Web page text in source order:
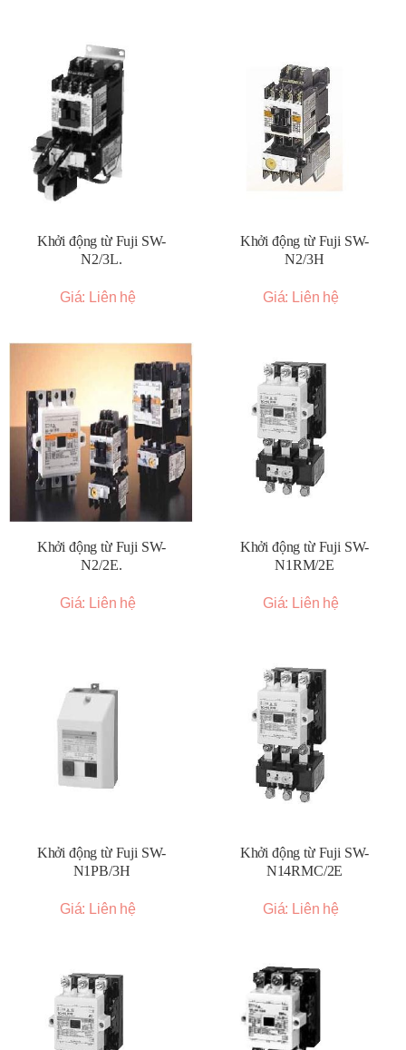
Khởi động từ Fuji SW-
N2/3L.
Giá: Liên hệ
Khởi động từ Fuji SW-
N2/3H
Giá: Liên hệ
Khởi động từ Fuji SW-
N2/2E.
Giá: Liên hệ
Khởi động từ Fuji SW-
N1RM/2E
Giá: Liên hệ
Khởi động từ Fuji SW-
N1PB/3H
Giá: Liên hệ
Khởi động từ Fuji SW-
N14RMC/2E
Giá: Liên hệ